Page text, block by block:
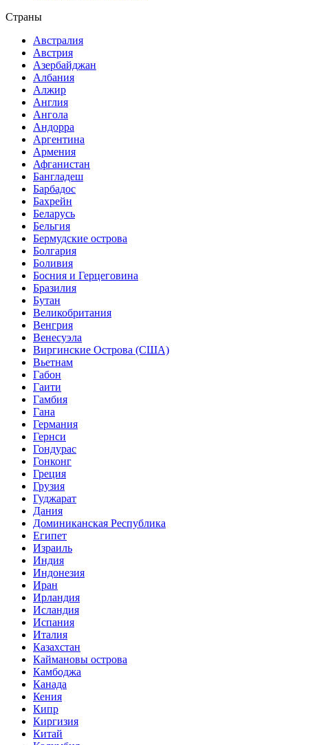
Страны
Австралия
Австрия
Азербайджан
Албания
Алжир
Англия
Ангола
Андорра
Аргентина
Армения
Афганистан
Бангладеш
Барбадос
Бахрейн
Беларусь
Бельгия
Бермудские острова
Болгария
Боливия
Босния и Герцеговина
Бразилия
Бутан
Великобритания
Венгрия
Венесуэла
Виргинские Острова (США)
Вьетнам
Габон
Гаити
Гамбия
Гана
Германия
Гернси
Гондурас
Гонконг
Греция
Грузия
Гуджарат
Дания
Доминиканская Республика
Египет
Израиль
Индия
Индонезия
Иран
Ирландия
Исландия
Испания
Италия
Казахстан
Каймановы острова
Камбоджа
Канада
Кения
Кипр
Киргизия
Китай